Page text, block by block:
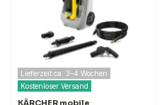
Lieferzeit ca. 3–4 Wochen
Kostenloser Versand